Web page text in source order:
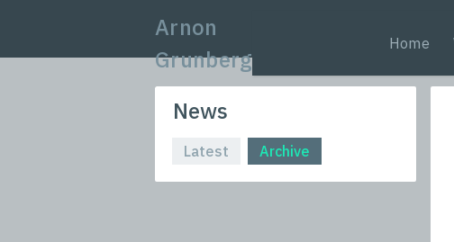
Arnon
Grunberg
Home
News
Latest Archive